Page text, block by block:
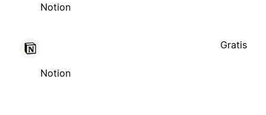
Notion
Notion
Gratis